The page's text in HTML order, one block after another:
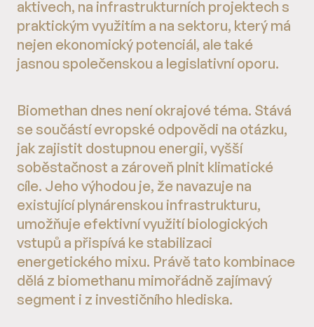
aktivech, na infrastrukturních projektech s
praktickým využitím a na sektoru, který má
nejen ekonomický potenciál, ale také
jasnou společenskou a legislativní oporu.
Biomethan dnes není okrajové téma. Stává
se součástí evropské odpovědi na otázku,
jak zajistit dostupnou energii, vyšší
soběstačnost a zároveň plnit klimatické
cíle. Jeho výhodou je, že navazuje na
existující plynárenskou infrastrukturu,
umožňuje efektivní využití biologických
vstupů a přispívá ke stabilizaci
energetického mixu. Právě tato kombinace
dělá z biomethanu mimořádně zajímavý
segment i z investičního hlediska.